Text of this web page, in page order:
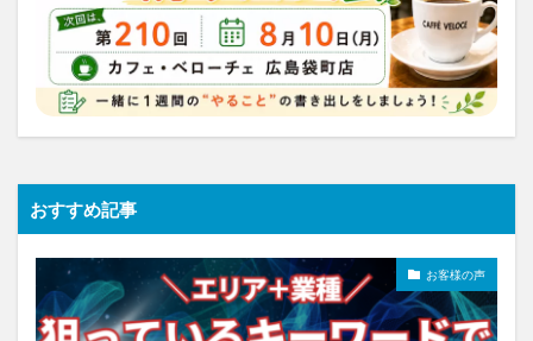
おすすめ記事
お客様の声